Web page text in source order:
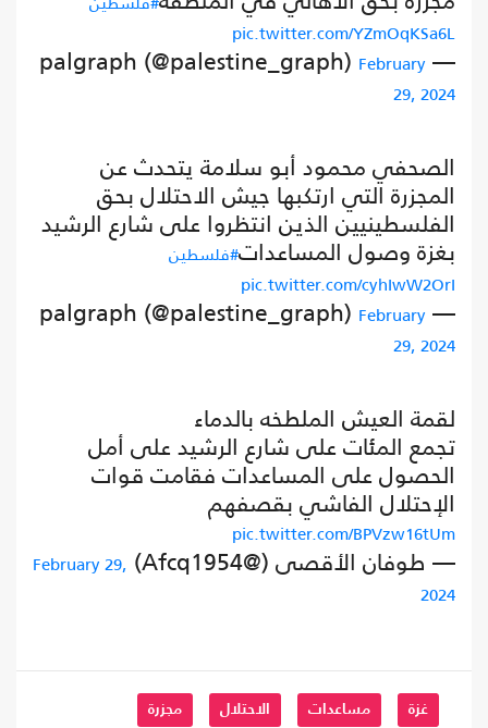
pic.twitter.com/YZmOqKSa6L
— palgraph (@palestine_graph)
February
29, 2024
الصحفي محمود أبو سلامة يتحدث عن
المجزرة التي ارتكبها جيش الاحتلال بحق
الفلسطينيين الذين انتظروا على شارع الرشيد
بغزة وصول المساعدات#فلسطين
pic.twitter.com/cyhIwW2OrI
— palgraph (@palestine_graph)
February
29, 2024
لقمة العيش الملطخه بالدماء
تجمع المئات على شارع الرشيد على أمل
الحصول على المساعدات فقامت قوات
الإحتلال الفاشي بقصفهم
pic.twitter.com/BPVzw16tUm
— طوفان الأقصى (@Afcq1954)
February 29,
2024
غزة مساعدات الاحتلال مجزرة